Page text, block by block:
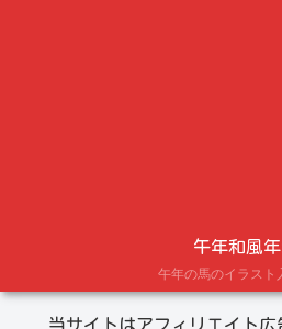
午年和風
当サイトはアフィリエイト広